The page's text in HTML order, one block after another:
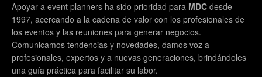
Apoyar a event planners ha sido prioridad para MDC desde
1997, acercando a la cadena de valor con los profesionales de
los eventos y las reuniones para generar negocios.
Comunicamos tendencias y novedades, damos voz a
profesionales, expertos y a nuevas generaciones, brindándoles
una guía práctica para facilitar su labor.